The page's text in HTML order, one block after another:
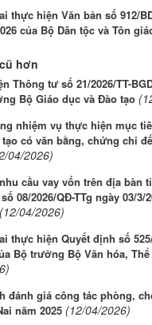
thực hiện Văn bản số 912/
của Bộ Dân tộc và Tôn
hơn
Thông tư số 21/2026/TT-
Bộ Giáo dục và Đào tạo
nhiệm vụ thực hiện mục
có văn bằng, chứng chỉ
04/2026)
cầu vay vốn trên địa bàn
08/2026/QĐ-TTg ngày 03/3/
(12/04/2026)
thực hiện Quyết định số
Bộ trưởng Bộ Văn hóa,
đánh giá công tác phòng,
năm 2025 (12/04/2026)